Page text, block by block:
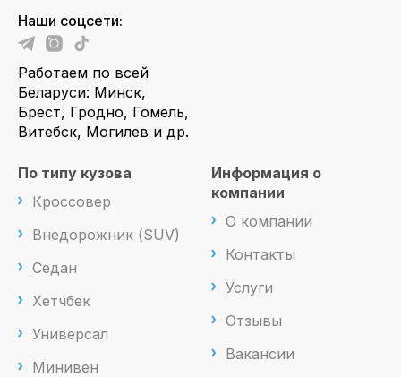
Наши соцсети:
Работаем по всей
Беларуси: Минск,
Брест, Гродно, Гомель,
Витебск, Могилев и др.
По типу кузова
Кроссовер
Внедорожник (SUV)
Седан
Хетчбек
Универсал
Минивен
Информация о
компании
О компании
Контакты
Услуги
Отзывы
Вакансии